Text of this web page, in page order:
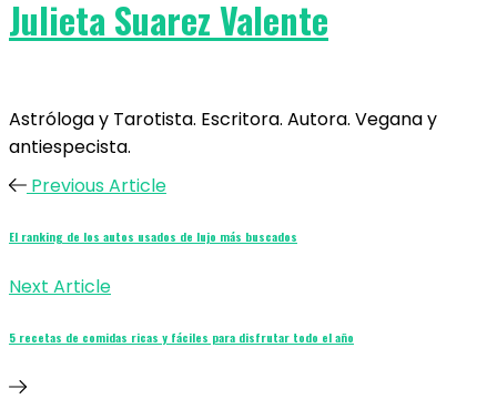
Julieta Suarez Valente
Astróloga y Tarotista. Escritora. Autora. Vegana y
antiespecista.
Previous Article
El ranking de los autos usados de lujo más buscados
Next Article
5 recetas de comidas ricas y fáciles para disfrutar todo el año